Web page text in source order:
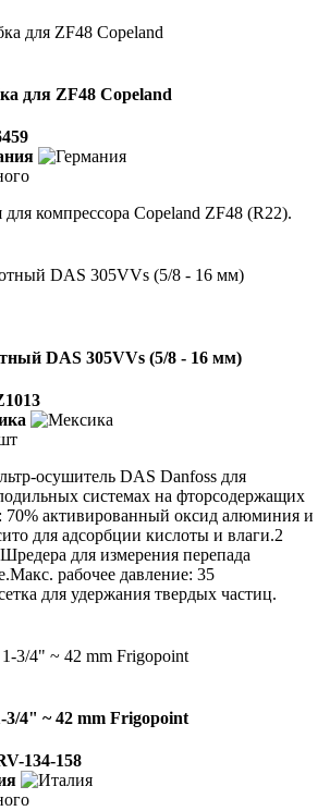
для ZF48 Copeland
компрессора Copeland ZF48 (R22).
DAS 305VVs (5/8 - 16 мм)
осушитель DAS Danfoss для
системах на фторсодержащих
70% активированный оксид алюминия и
для адсорбции кислоты и влаги.2
для измерения перепада
рабочее давление: 35
для удержания твердых частиц.
3/4" ~ 42 mm Frigopoint
134-158